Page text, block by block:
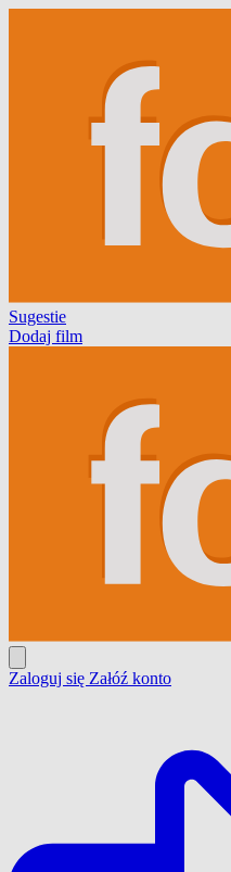
Sugestie
Dodaj film
Zaloguj się Załóź konto